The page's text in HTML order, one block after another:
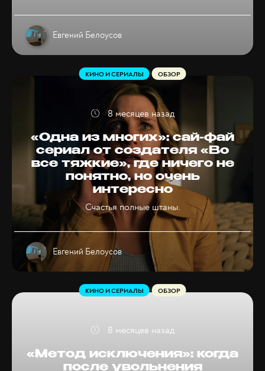
Евгений Белоусов
«Одна из многих»: сай-фай
сериал от создателя «Во
все тяжкие», где ничего не
понятно, но очень
интересно
Счастья полные штаны.
КИНО И СЕРИАЛЫ ОБЗОР
Евгений Белоусов
8 месяцев назад
«Метод исключения»: когда
после увольнения
КИНО И СЕРИАЛЫ ОБЗОР
8 месяцев назад